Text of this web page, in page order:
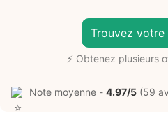
Trouvez
⚡ Obtenez plusieurs
Note moyenne - 4.97/5 (59